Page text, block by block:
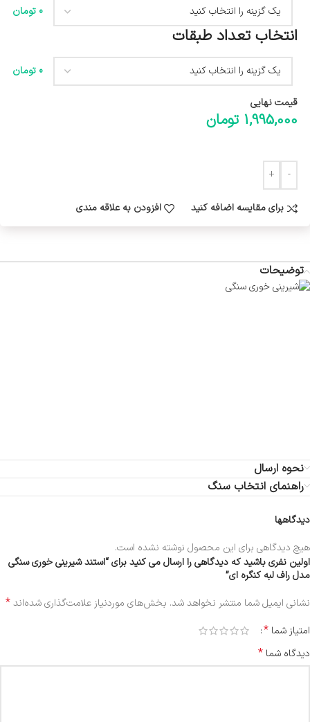
0 تومان
انتخاب تعداد طبقات
0 تومان
قیمت نهایی
1,995,000 تومان
برای مقایسه اضافه کنید افزودن به علاقه مندی
توضیحات
نحوه ارسال
راهنمای انتخاب سنگ
دیدگاهها
هیچ دیدگاهی برای این محصول نوشته نشده است.
اولین نفری باشید که دیدگاهی را ارسال می کنید برای “استند شیرینی خوری سنگی
مدل راف لبه کنگره ای”
نشانی ایمیل شما منتشر نخواهد شد. بخش‌های موردنیاز علامت‌گذاری شده‌اند*
امتیاز شما *
دیدگاه شما *